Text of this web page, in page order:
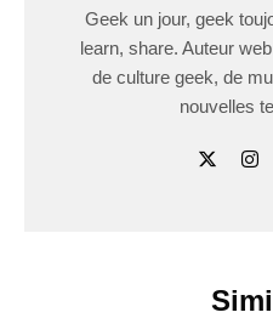
Geek un jour, geek
learn, share. Auteur
de culture geek, de
nouvelles